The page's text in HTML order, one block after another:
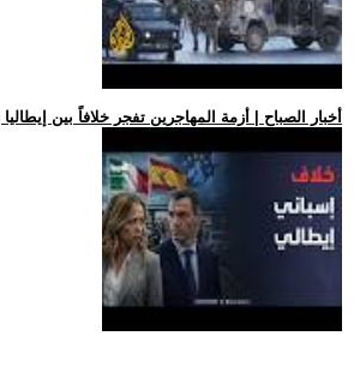
.. أخبار الصباح | أزمة المهاجرين تفجر خلافاً بين